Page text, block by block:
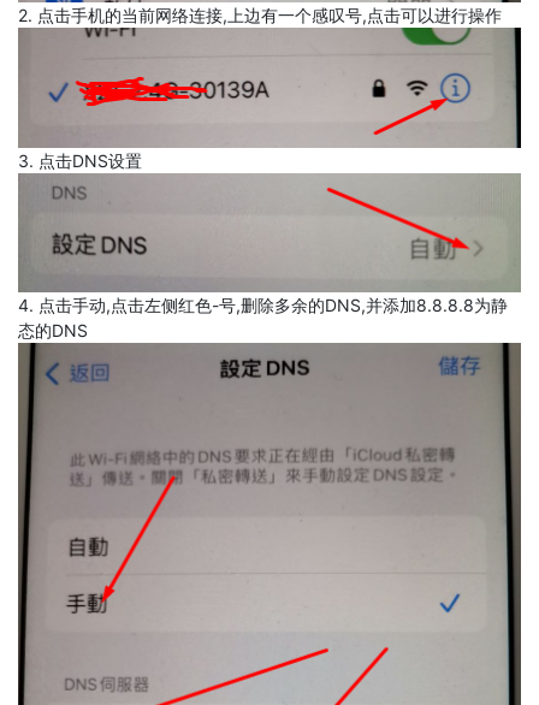
2. 点击手机的当前网络连接,上边有一个感叹号,点击可以进行操作
3. 点击DNS设置
4. 点击手动,点击左侧红色-号,删除多余的DNS,并添加8.8.8.8为静
态的DNS